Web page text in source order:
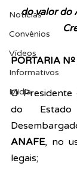
Notícias
Convênios
Vídeos
Informativos
Midia
do valor do
PORTARIA
O Presidente
do
ANAFE, no
legais;